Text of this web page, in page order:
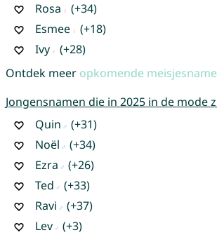
Rosa
(+34)
Esmee
(+18)
Ivy
(+28)
Ontdek meer opkomende
Jongensnamen die in 2025 in de mode
Quin
(+31)
Noël
(+34)
Ezra
(+26)
Ted
(+33)
Ravi
(+37)
Lev
(+3)